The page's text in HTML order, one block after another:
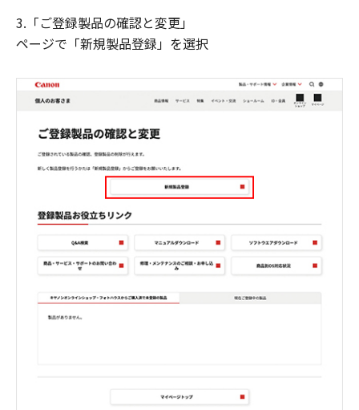
3.「ご登録製品の確認と変更」
ページで「新規製品登録」を選択